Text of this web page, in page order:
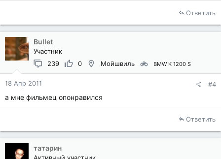
Ответить
Bullet
Участник
239
0 Мойшвиль BMW K 1200 S
18 Апр 2011 #4
а мне фильмец опонравился
Ответить
татарин
Активный участник